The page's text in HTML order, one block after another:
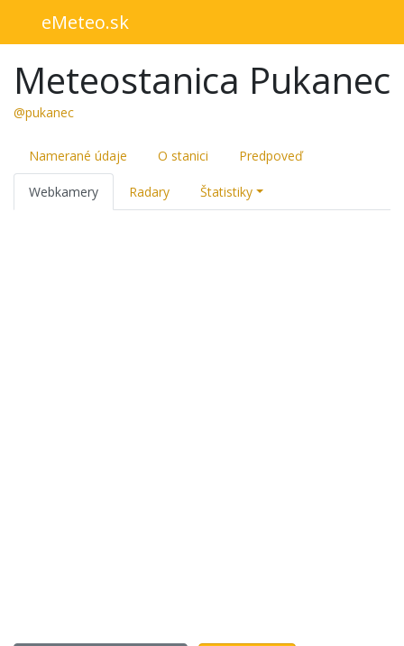
eMeteo.sk
Meteostanica Pukanec
@pukanec
Namerané údaje O stanici Predpoveď
Webkamery Radary Štatistiky